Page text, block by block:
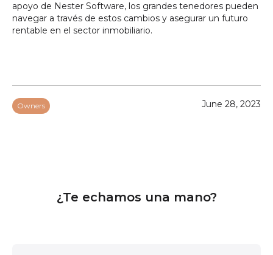
apoyo de Nester Software, los grandes tenedores pueden
navegar a través de estos cambios y asegurar un futuro
rentable en el sector inmobiliario.
Owners June 28, 2023
¿Te echamos una mano?